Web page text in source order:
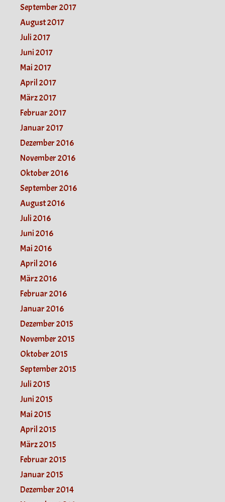
September 2017
August 2017
Juli 2017
Juni 2017
Mai 2017
April 2017
März 2017
Februar 2017
Januar 2017
Dezember 2016
November 2016
Oktober 2016
September 2016
August 2016
Juli 2016
Juni 2016
Mai 2016
April 2016
März 2016
Februar 2016
Januar 2016
Dezember 2015
November 2015
Oktober 2015
September 2015
Juli 2015
Juni 2015
Mai 2015
April 2015
März 2015
Februar 2015
Januar 2015
Dezember 2014